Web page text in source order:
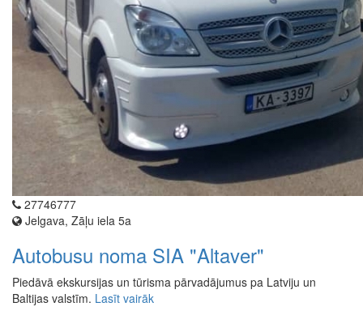
27746777
Jelgava, Zāļu iela 5a
Autobusu noma SIA "Altaver"
Piedāvā ekskursijas un tūrisma pārvadājumus pa Latviju un
Baltijas valstīm. Lasīt vairāk